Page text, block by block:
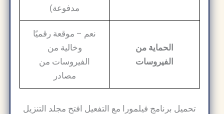
مدفوعة)
الحماية من
الفيروسات
نعم – موقعة رقميًا
وخالية من
الفيروسات من
مصادر
تحميل برنامج فيلمورا مع التفعيل افتح مجلد التنزيل